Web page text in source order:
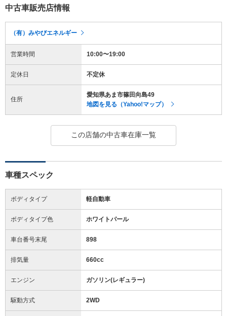
中古車販売店情報
（有）みやびエネルギー
営業時間 10:00〜19:00
定休日 不定休
住所
愛知県あま市篠田向島49
地図を見る（Yahoo!マップ）
この店舗の中古車在庫一覧
車種スペック
ボディタイプ 軽自動車
ボディタイプ色 ホワイトパール
車台番号末尾 898
排気量 660cc
エンジン ガソリン(レギュラー)
駆動方式 2WD